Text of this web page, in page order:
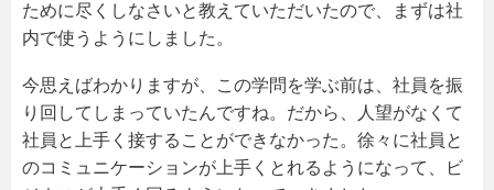
ために尽くしなさいと教えていただいたので、まずは社
内で使うようにしました。
今思えばわかりますが、この学問を学ぶ前は、社員を振
り回してしまっていたんですね。だから、人望がなくて
社員と上手く接することができなかった。徐々に社員と
のコミュニケーションが上手くとれるようになって、ビ